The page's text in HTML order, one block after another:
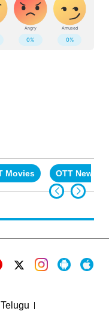
Movies OTT News
Telugu